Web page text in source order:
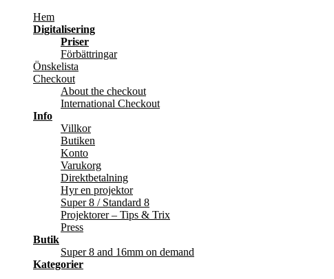
Hem
Digitalisering
Priser
Förbättringar
Önskelista
Checkout
About the checkout
International Checkout
Info
Villkor
Butiken
Konto
Varukorg
Direktbetalning
Hyr en projektor
Super 8 / Standard 8
Projektorer – Tips & Trix
Press
Butik
Super 8 and 16mm on demand
Kategorier